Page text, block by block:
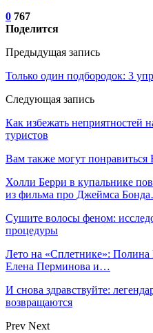
0 767
Поделится
Предыдущая запись
Только один подбородок: 3
Следующая запись
Как избежать неприятностей
туристов
Вам также могут понравиться
Холли Берри в купальнике
из фильма про Джеймса
Сушите волосы феном:
процедуры
Лето на «Сплетнике»: Полина
Елена Перминова и…
И снова здравствуйте:
возвращаются
Prev Next